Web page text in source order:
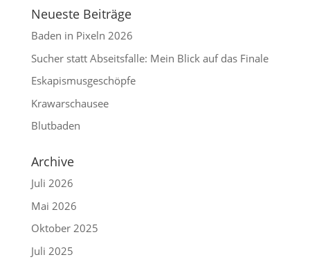
Neueste Beiträge
Baden in Pixeln 2026
Sucher statt Abseitsfalle: Mein Blick auf das Finale
Eskapismusgeschöpfe
Krawarschausee
Blutbaden
Archive
Juli 2026
Mai 2026
Oktober 2025
Juli 2025